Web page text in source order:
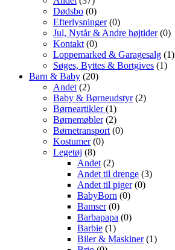
Dødsbo (0)
Efterlysninger(0)
Jul, Nytår & Andre højtider(0)
Kontakt (0)
Loppemarked & Garagesalg (1)
Søges, Byttes & Bortgives (1)
Barn & Baby (20)
Andet (2)
Baby & Børneudstyr(2)
Børneartikler(1)
Børnemøbler(2)
Børnetransport (0)
Kostumer(0)
Legetøj (8)
Andet (2)
Andet til drenge (3)
Andet til piger(0)
BabyBorn (0)
Bamser(0)
Barbapapa (0)
Barbie (1)
Biler & Maskiner(1)